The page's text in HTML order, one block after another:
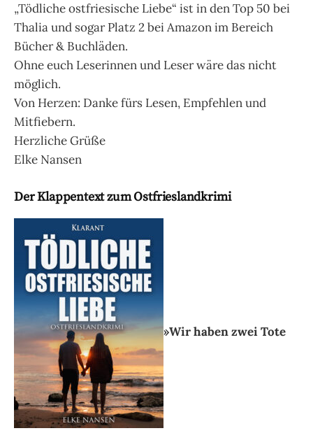
„Tödliche ostfriesische Liebe“ ist in den Top 50 bei
Thalia und sogar Platz 2 bei Amazon im Bereich
Bücher & Buchläden.
Ohne euch Leserinnen und Leser wäre das nicht
möglich.
Von Herzen: Danke fürs Lesen, Empfehlen und
Mitfiebern.
Herzliche Grüße
Elke Nansen
Der Klappentext zum Ostfrieslandkrimi
»Wir haben zwei Tote